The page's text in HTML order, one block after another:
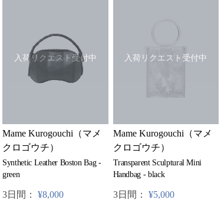
入荷リクエスト受付中
Mame Kurogouchi（マメ
クロゴウチ）
Synthetic Leather Boston Bag -
green
3日間： ¥8,000
入荷リクエスト受付中
Mame Kurogouchi（マメ
クロゴウチ）
Transparent Sculptural Mini
Handbag - black
3日間： ¥5,000